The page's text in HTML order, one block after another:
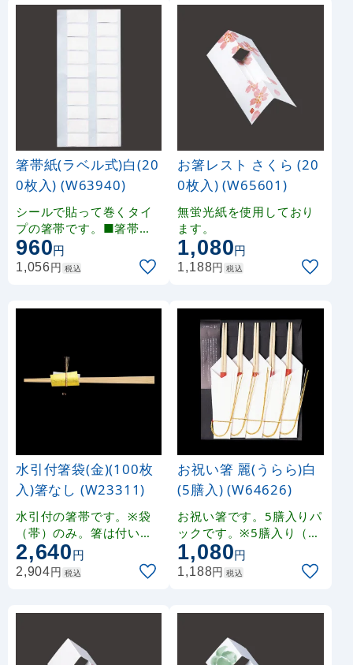
箸帯紙(ラベル式)白(20
0枚入) (W63940)
シールで貼って巻くタイ
プの箸帯です。■箸帯紙
のみです。箸は付いてお
りません。
960円
1,056円 税込
お箸レスト さくら (20
0枚入) (W65601)
無蛍光紙を使用しており
ます。
1,080円
1,188円 税込
水引付箸袋(金)(100枚
入)箸なし (W23311)
水引付の箸帯です。※袋
（帯）のみ。箸は付いて
おりません。
2,640円
2,904円 税込
お祝い箸 麗(うらら)白
(5膳入) (W64626)
お祝い箸です。5膳入りパ
ックです。※5膳入り（箸
サイズ：約L24cm）
1,080円
1,188円 税込